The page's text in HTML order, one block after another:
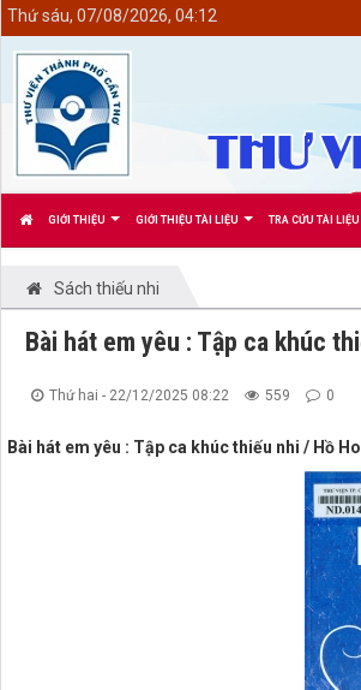
GIỚI THIỆU GIỚI THIỆU TÀI LIỆU TRA CỨU TÀI LIỆU
Thứ sáu, 07/08/2026, 04:12
Sách thiếu nhi
Bài hát em yêu : Tập ca khúc
Thứ hai - 22/12/2025 08:22 559 0
Bài hát em yêu : Tập ca khúc thiếu nhi / Hồ
<